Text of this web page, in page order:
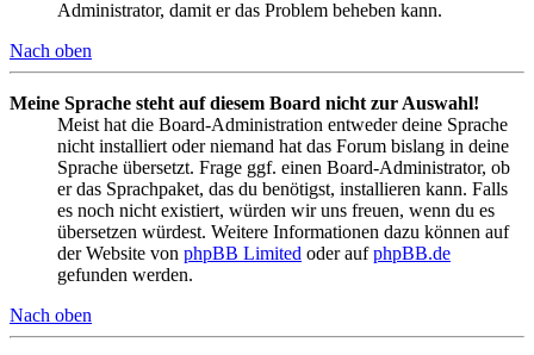
Administrator, damit er das Problem beheben kann.
Nach oben
Meine Sprache steht auf diesem Board nicht zur Auswahl!
Meist hat die Board-Administration entweder deine Sprache
nicht installiert oder niemand hat das Forum bislang in deine
Sprache übersetzt. Frage ggf. einen Board-Administrator, ob
er das Sprachpaket, das du benötigst, installieren kann. Falls
es noch nicht existiert, würden wir uns freuen, wenn du es
übersetzen würdest. Weitere Informationen dazu können auf
der Website von phpBB Limited oder aufphpBB.de
gefunden werden.
Nach oben